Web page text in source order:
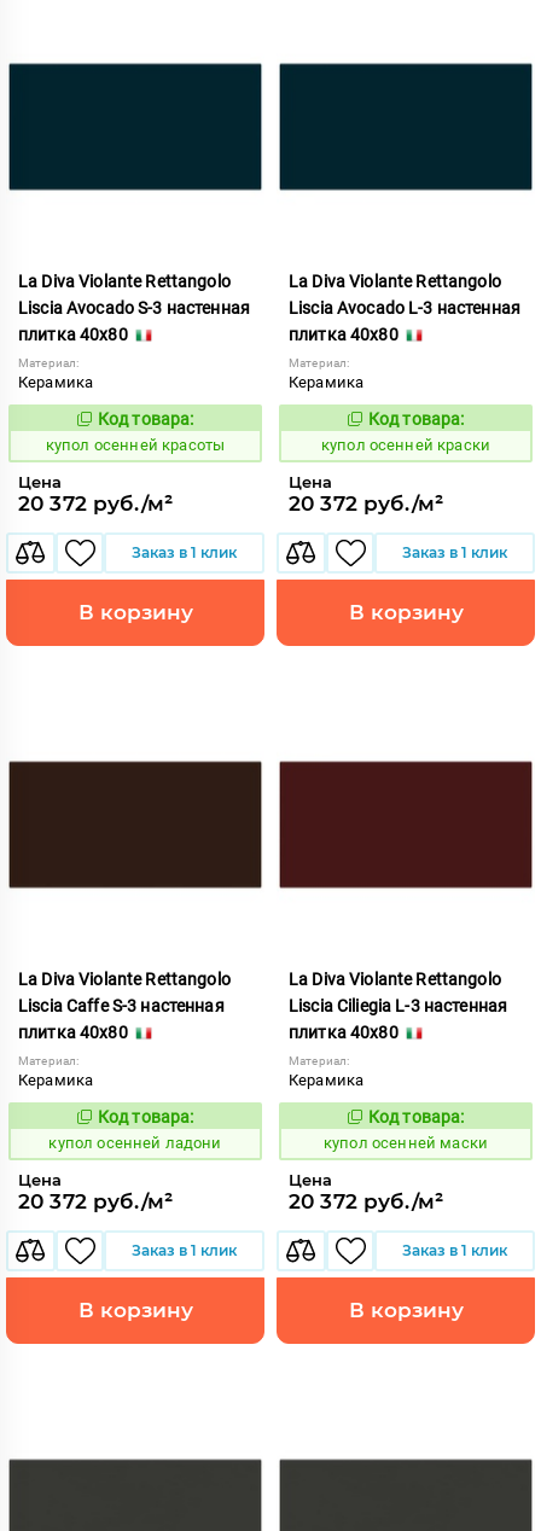
La Diva Violante Rettangolo
Liscia Avocado S-3 настенная
плитка 40x80
Материал:
Керамика
852165
Код товара:
купол осенней красоты
Цена
20 372 руб./м²
Заказ в 1 клик
В корзину
La Diva Violante Rettangolo
Liscia Avocado L-3 настенная
плитка 40x80
Материал:
Керамика
852164
Код товара:
купол осенней краски
Цена
20 372 руб./м²
Заказ в 1 клик
В корзину
La Diva Violante Rettangolo
Liscia Caffe S-3 настенная
плитка 40x80
Материал:
Керамика
852167
Код товара:
купол осенней ладони
Цена
20 372 руб./м²
Заказ в 1 клик
В корзину
La Diva Violante Rettangolo
Liscia Ciliegia L-3 настенная
плитка 40x80
Материал:
Керамика
852172
Код товара:
купол осенней маски
Цена
20 372 руб./м²
Заказ в 1 клик
В корзину